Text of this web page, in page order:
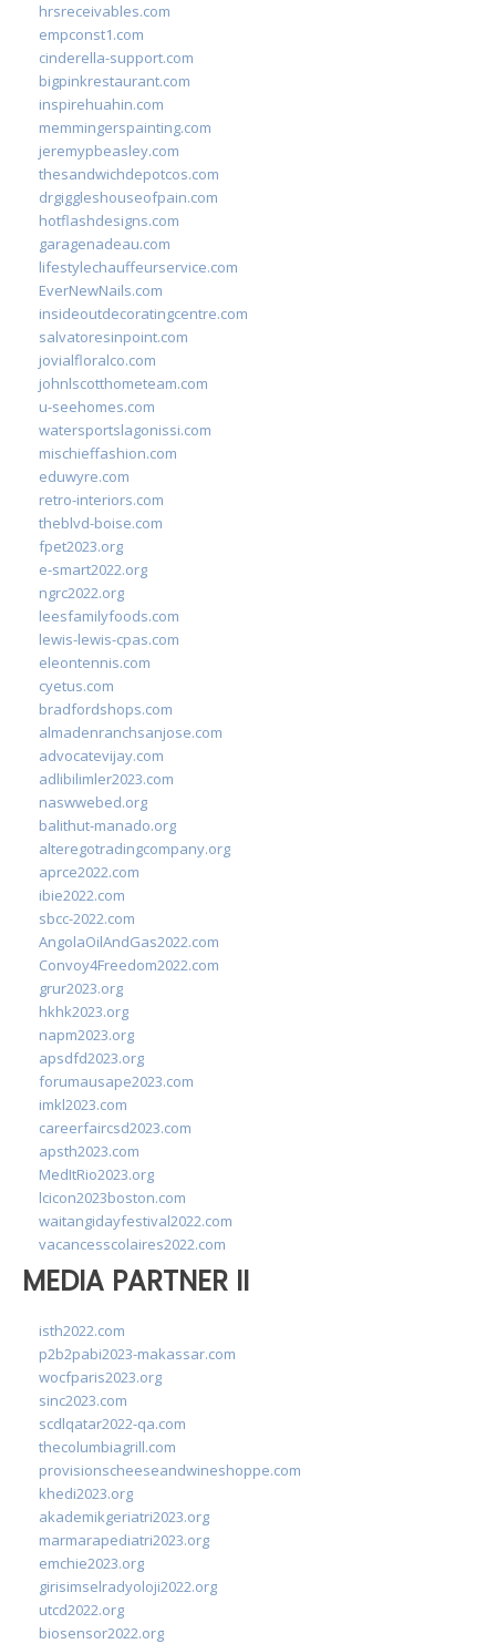
hrsreceivables.com
empconst1.com
cinderella-support.com
bigpinkrestaurant.com
inspirehuahin.com
memmingerspainting.com
jeremypbeasley.com
thesandwichdepotcos.com
drgiggleshouseofpain.com
hotflashdesigns.com
garagenadeau.com
lifestylechauffeurservice.com
EverNewNails.com
insideoutdecoratingcentre.com
salvatoresinpoint.com
jovialfloralco.com
johnlscotthometeam.com
u-seehomes.com
watersportslagonissi.com
mischieffashion.com
eduwyre.com
retro-interiors.com
theblvd-boise.com
fpet2023.org
e-smart2022.org
ngrc2022.org
leesfamilyfoods.com
lewis-lewis-cpas.com
eleontennis.com
cyetus.com
bradfordshops.com
almadenranchsanjose.com
advocatevijay.com
adlibilimler2023.com
naswwebed.org
balithut-manado.org
alteregotradingcompany.org
aprce2022.com
ibie2022.com
sbcc-2022.com
AngolaOilAndGas2022.com
Convoy4Freedom2022.com
grur2023.org
hkhk2023.org
napm2023.org
apsdfd2023.org
forumausape2023.com
imkl2023.com
careerfaircsd2023.com
apsth2023.com
MedItRio2023.org
lcicon2023boston.com
waitangidayfestival2022.com
vacancesscolaires2022.com
MEDIA PARTNER II
isth2022.com
p2b2pabi2023-makassar.com
wocfparis2023.org
sinc2023.com
scdlqatar2022-qa.com
thecolumbiagrill.com
provisionscheeseandwineshoppe.com
khedi2023.org
akademikgeriatri2023.org
marmarapediatri2023.org
emchie2023.org
girisimselradyoloji2022.org
utcd2022.org
biosensor2022.org